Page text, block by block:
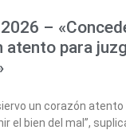
–
atento para
un corazón
el bien del mal”,